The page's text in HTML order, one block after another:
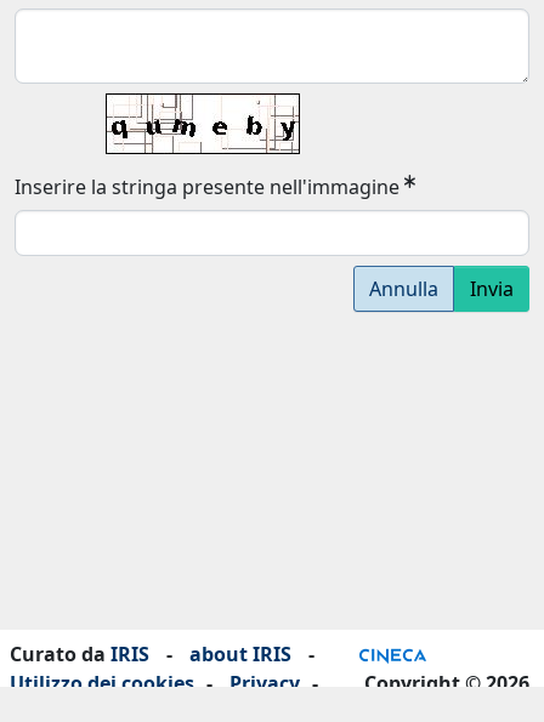
Inserire la stringa presente nell'immagine
Annulla Invia
Curato da IRIS - about IRIS
-
Utilizzo dei cookies - Privacy -
Copyright © 2026